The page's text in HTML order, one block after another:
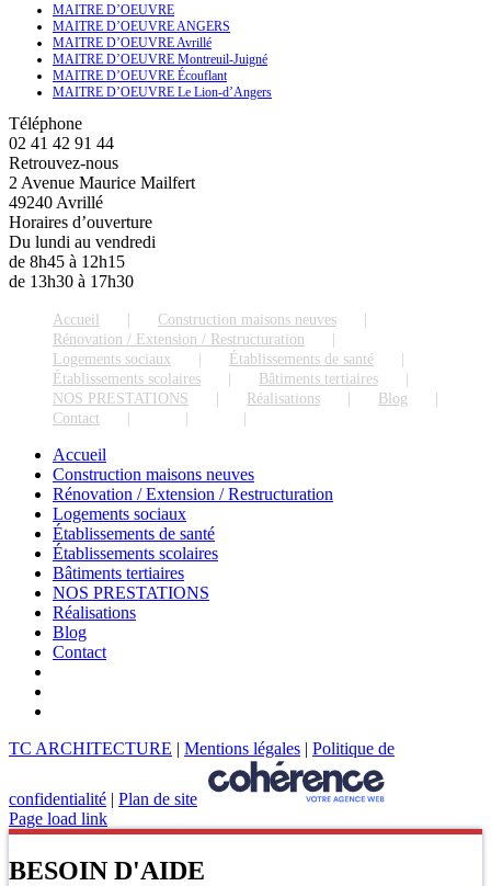
MAITRE D’OEUVRE
MAITRE D’OEUVRE ANGERS
MAITRE D’OEUVRE Avrillé
MAITRE D’OEUVRE Montreuil-Juigné
MAITRE D’OEUVRE Écouflant
MAITRE D’OEUVRE Le Lion-d’Angers
Téléphone
02 41 42 91 44
Retrouvez-nous
2 Avenue Maurice Mailfert
49240 Avrillé
Horaires d’ouverture
Du lundi au vendredi
de 8h45 à 12h15
de 13h30 à 17h30
Accueil
Construction maisons neuves
Rénovation / Extension / Restructuration
Logements sociaux
Établissements de santé
Établissements scolaires
Bâtiments tertiaires
NOS PRESTATIONS
Réalisations
Blog
Contact
Accueil
Construction maisons neuves
Rénovation / Extension / Restructuration
Logements sociaux
Établissements de santé
Établissements scolaires
Bâtiments tertiaires
NOS PRESTATIONS
Réalisations
Blog
Contact
TC ARCHITECTURE | Mentions légales | Politique de
confidentialité | Plan de site
Page load link
BESOIN D'AIDE